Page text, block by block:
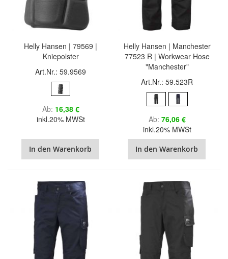
Helly Hansen | 79569 |
Kniepolster
Art.Nr.: 59.9569
Ab 16,38 €
inkl.20% MWSt
In den Warenkorb
Helly Hansen | Manchester
77523 R | Workwear Hose
"Manchester"
Art.Nr.: 59.523R
Ab 76,06 €
inkl.20% MWSt
In den Warenkorb